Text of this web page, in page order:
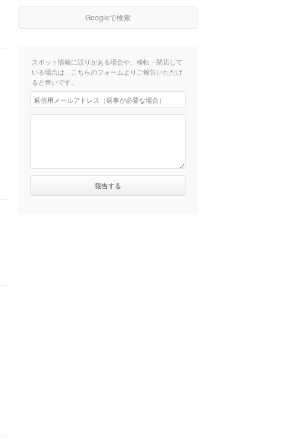
Googleで検索
スポット情報に誤りがある場合や、移転・閉店して
いる場合は、こちらのフォームよりご報告いただけ
ると幸いです。